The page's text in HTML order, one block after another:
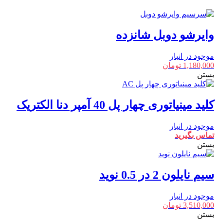
وایرشو دوبل شانزده
موجود در انبار
1,180,000 تومان
بستن
کلید مینیاتوری چهار پل 40 آمپر دنا الکتریک
موجود در انبار
تماس بگیرید
بستن
سیم نایلون 2 در 0.5 نوید
موجود در انبار
3,510,000 تومان
بستن